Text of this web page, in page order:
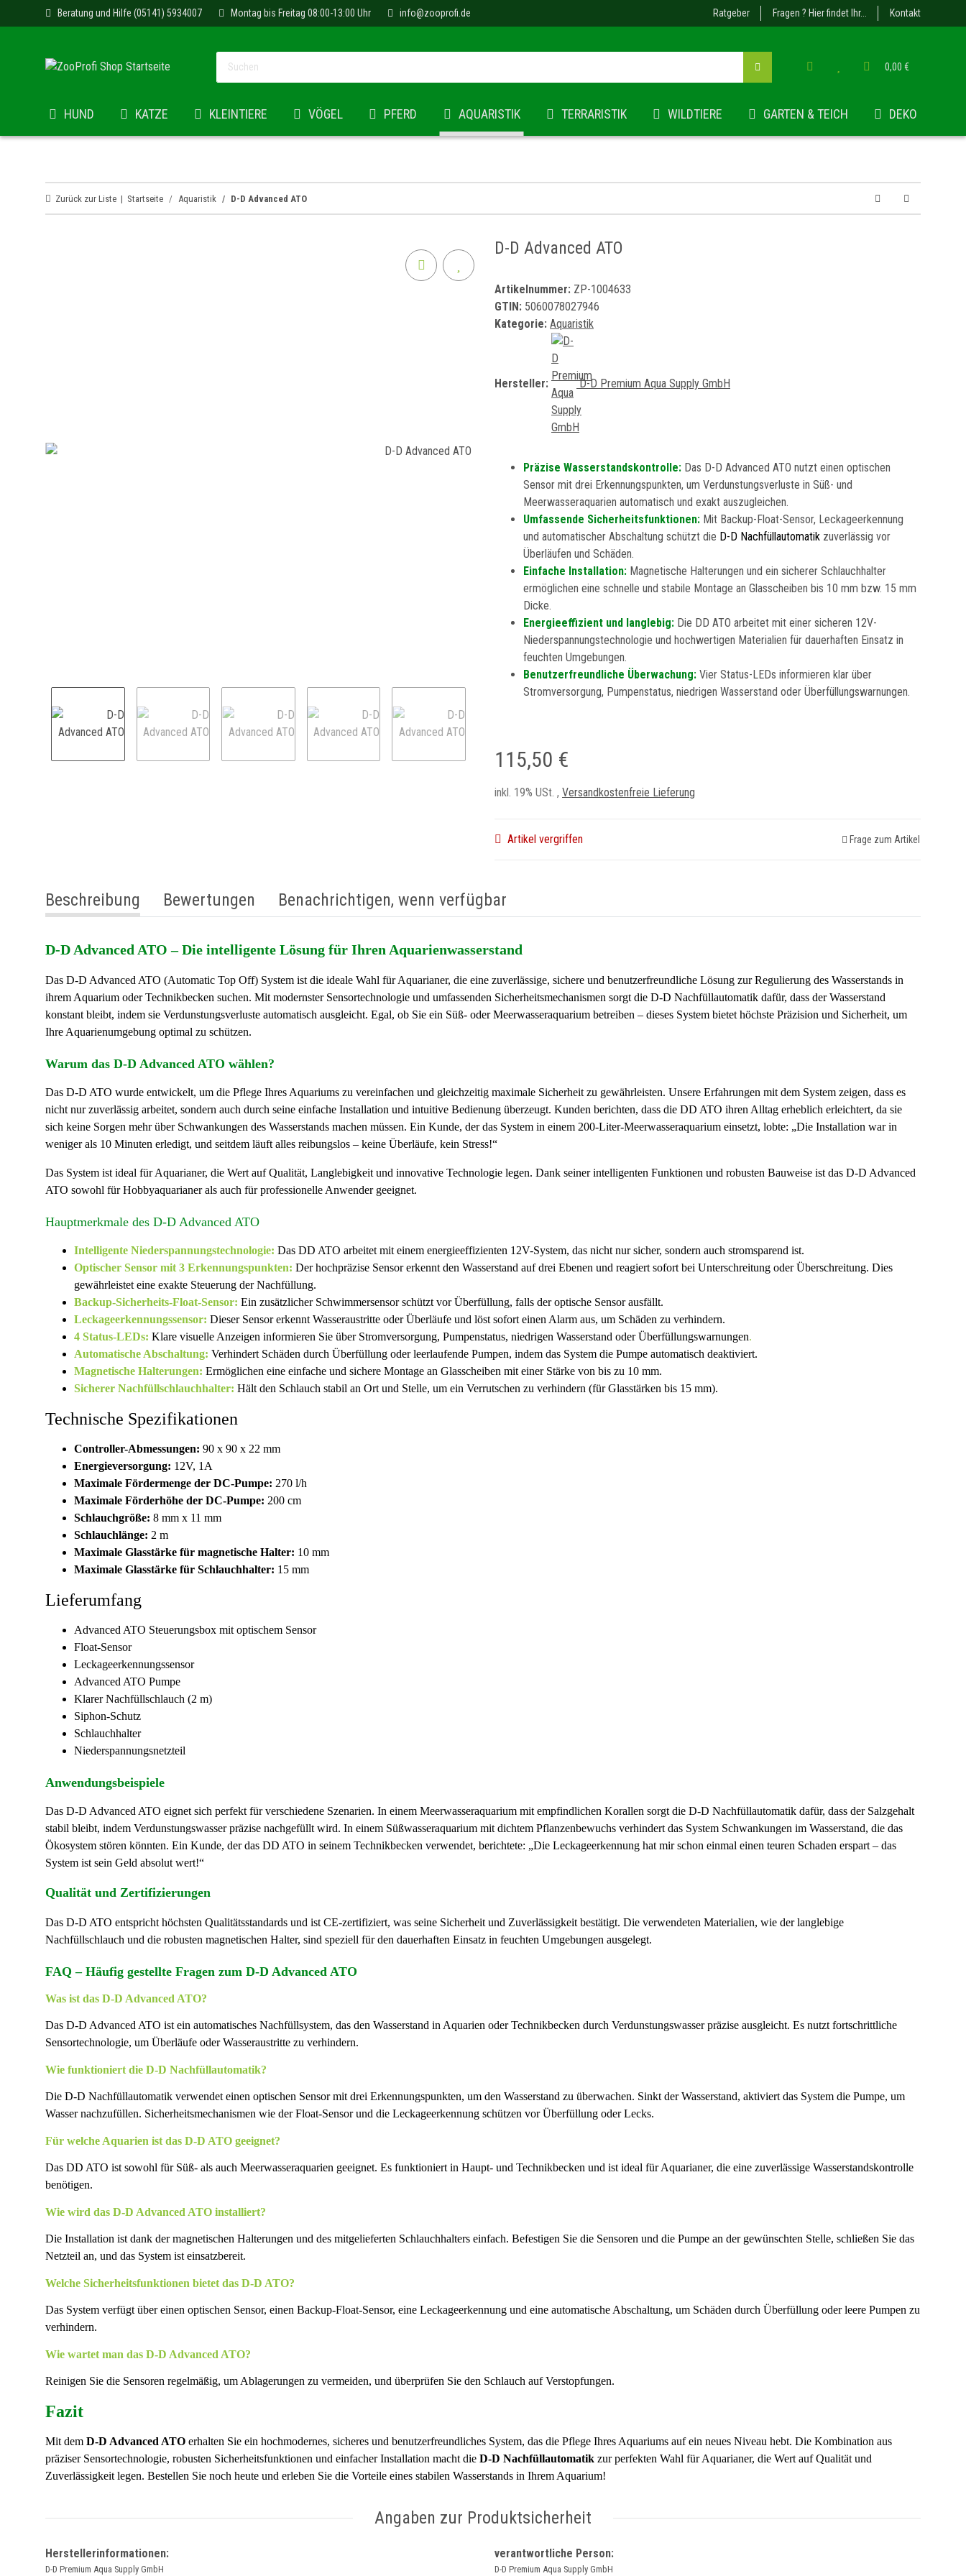
Ratgeber Fragen ? Hier findet Ihr... Kontakt
Beratung und Hilfe (05141) 5934007 Montag bis Freitag 08:00-13:00 Uhr info@zooprofi.de
0,00 €
HUND KATZE KLEINTIERE VÖGEL PFERD AQUARISTIK TERRARISTIK WILDTIERE GARTEN & TEICH DEKO
Zurück zur Liste Startseite Aquaristik D-D Advanced ATO
D-D Advanced ATO
Artikelnummer: ZP-1004633
GTIN: 5060078027946
Kategorie: Aquaristik
Hersteller: D-D Premium Aqua Supply GmbH
Präzise Wasserstandskontrolle: Das D-D Advanced ATO nutzt einen optischen
Sensor mit drei Erkennungspunkten, um Verdunstungsverluste in Süß- und
Meerwasseraquarien automatisch und exakt auszugleichen.
Umfassende Sicherheitsfunktionen: Mit Backup-Float-Sensor, Leckageerkennung
und automatischer Abschaltung schützt die D-D Nachfüllautomatik zuverlässig vor
Überläufen und Schäden.
Einfache Installation: Magnetische Halterungen und ein sicherer Schlauchhalter
ermöglichen eine schnelle und stabile Montage an Glasscheiben bis 10 mm bzw. 15 mm
Dicke.
Energieeffizient und langlebig: Die DD ATO arbeitet mit einer sicheren 12V-
Niederspannungstechnologie und hochwertigen Materialien für dauerhaften Einsatz in
feuchten Umgebungen.
Benutzerfreundliche Überwachung: Vier Status-LEDs informieren klar über
Stromversorgung, Pumpenstatus, niedrigen Wasserstand oder Überfüllungswarnungen.
115,50 €
inkl. 19% USt. , Versandkostenfreie Lieferung
Artikel vergriffen Frage zum Artikel
weitere Registerkarten anzeigen
Beschreibung Bewertungen Benachrichtigen, wenn verfügbar
D-D Advanced ATO – Die intelligente Lösung für Ihren Aquarienwasserstand
Das D-D Advanced ATO (Automatic Top Off) System ist die ideale Wahl für Aquarianer, die eine zuverlässige, sichere und benutzerfreundliche Lösung zur Regulierung des Wasserstands in
ihrem Aquarium oder Technikbecken suchen. Mit modernster Sensortechnologie und umfassenden Sicherheitsmechanismen sorgt die D-D Nachfüllautomatik dafür, dass der Wasserstand
konstant bleibt, indem sie Verdunstungsverluste automatisch ausgleicht. Egal, ob Sie ein Süß- oder Meerwasseraquarium betreiben – dieses System bietet höchste Präzision und Sicherheit, um
Ihre Aquarienumgebung optimal zu schützen.
Warum das D-D Advanced ATO wählen?
Das D-D ATO wurde entwickelt, um die Pflege Ihres Aquariums zu vereinfachen und gleichzeitig maximale Sicherheit zu gewährleisten. Unsere Erfahrungen mit dem System zeigen, dass es
nicht nur zuverlässig arbeitet, sondern auch durch seine einfache Installation und intuitive Bedienung überzeugt. Kunden berichten, dass die DD ATO ihren Alltag erheblich erleichtert, da sie
sich keine Sorgen mehr über Schwankungen des Wasserstands machen müssen. Ein Kunde, der das System in einem 200-Liter-Meerwasseraquarium einsetzt, lobte: „Die Installation war in
weniger als 10 Minuten erledigt, und seitdem läuft alles reibungslos – keine Überläufe, kein Stress!“
Das System ist ideal für Aquarianer, die Wert auf Qualität, Langlebigkeit und innovative Technologie legen. Dank seiner intelligenten Funktionen und robusten Bauweise ist das D-D Advanced
ATO sowohl für Hobbyaquarianer als auch für professionelle Anwender geeignet.
Hauptmerkmale des D-D Advanced ATO
Intelligente Niederspannungstechnologie: Das DD ATO arbeitet mit einem energieeffizienten 12V-System, das nicht nur sicher, sondern auch stromsparend ist.
Optischer Sensor mit 3 Erkennungspunkten: Der hochpräzise Sensor erkennt den Wasserstand auf drei Ebenen und reagiert sofort bei Unterschreitung oder Überschreitung. Dies
gewährleistet eine exakte Steuerung der Nachfüllung.
Backup-Sicherheits-Float-Sensor: Ein zusätzlicher Schwimmersensor schützt vor Überfüllung, falls der optische Sensor ausfällt.
Leckageerkennungssensor: Dieser Sensor erkennt Wasseraustritte oder Überläufe und löst sofort einen Alarm aus, um Schäden zu verhindern.
4 Status-LEDs: Klare visuelle Anzeigen informieren Sie über Stromversorgung, Pumpenstatus, niedrigen Wasserstand oder Überfüllungswarnungen.
Automatische Abschaltung: Verhindert Schäden durch Überfüllung oder leerlaufende Pumpen, indem das System die Pumpe automatisch deaktiviert.
Magnetische Halterungen: Ermöglichen eine einfache und sichere Montage an Glasscheiben mit einer Stärke von bis zu 10 mm.
Sicherer Nachfüllschlauchhalter: Hält den Schlauch stabil an Ort und Stelle, um ein Verrutschen zu verhindern (für Glasstärken bis 15 mm).
Technische Spezifikationen
Controller-Abmessungen: 90 x 90 x 22 mm
Energieversorgung: 12V, 1A
Maximale Fördermenge der DC-Pumpe: 270 l/h
Maximale Förderhöhe der DC-Pumpe: 200 cm
Schlauchgröße: 8 mm x 11 mm
Schlauchlänge: 2 m
Maximale Glasstärke für magnetische Halter: 10 mm
Maximale Glasstärke für Schlauchhalter: 15 mm
Lieferumfang
Advanced ATO Steuerungsbox mit optischem Sensor
Float-Sensor
Leckageerkennungssensor
Advanced ATO Pumpe
Klarer Nachfüllschlauch (2 m)
Siphon-Schutz
Schlauchhalter
Niederspannungsnetzteil
Anwendungsbeispiele
Das D-D Advanced ATO eignet sich perfekt für verschiedene Szenarien. In einem Meerwasseraquarium mit empfindlichen Korallen sorgt die D-D Nachfüllautomatik dafür, dass der Salzgehalt
stabil bleibt, indem Verdunstungswasser präzise nachgefüllt wird. In einem Süßwasseraquarium mit dichtem Pflanzenbewuchs verhindert das System Schwankungen im Wasserstand, die das
Ökosystem stören könnten. Ein Kunde, der das DD ATO in seinem Technikbecken verwendet, berichtete: „Die Leckageerkennung hat mir schon einmal einen teuren Schaden erspart – das
System ist sein Geld absolut wert!“
Qualität und Zertifizierungen
Das D-D ATO entspricht höchsten Qualitätsstandards und ist CE-zertifiziert, was seine Sicherheit und Zuverlässigkeit bestätigt. Die verwendeten Materialien, wie der langlebige
Nachfüllschlauch und die robusten magnetischen Halter, sind speziell für den dauerhaften Einsatz in feuchten Umgebungen ausgelegt.
FAQ – Häufig gestellte Fragen zum D-D Advanced ATO
Was ist das D-D Advanced ATO?
Das D-D Advanced ATO ist ein automatisches Nachfüllsystem, das den Wasserstand in Aquarien oder Technikbecken durch Verdunstungswasser präzise ausgleicht. Es nutzt fortschrittliche
Sensortechnologie, um Überläufe oder Wasseraustritte zu verhindern.
Wie funktioniert die D-D Nachfüllautomatik?
Die D-D Nachfüllautomatik verwendet einen optischen Sensor mit drei Erkennungspunkten, um den Wasserstand zu überwachen. Sinkt der Wasserstand, aktiviert das System die Pumpe, um
Wasser nachzufüllen. Sicherheitsmechanismen wie der Float-Sensor und die Leckageerkennung schützen vor Überfüllung oder Lecks.
Für welche Aquarien ist das D-D ATO geeignet?
Das DD ATO ist sowohl für Süß- als auch Meerwasseraquarien geeignet. Es funktioniert in Haupt- und Technikbecken und ist ideal für Aquarianer, die eine zuverlässige Wasserstandskontrolle
benötigen.
Wie wird das D-D Advanced ATO installiert?
Die Installation ist dank der magnetischen Halterungen und des mitgelieferten Schlauchhalters einfach. Befestigen Sie die Sensoren und die Pumpe an der gewünschten Stelle, schließen Sie das
Netzteil an, und das System ist einsatzbereit.
Welche Sicherheitsfunktionen bietet das D-D ATO?
Das System verfügt über einen optischen Sensor, einen Backup-Float-Sensor, eine Leckageerkennung und eine automatische Abschaltung, um Schäden durch Überfüllung oder leere Pumpen zu
verhindern.
Wie wartet man das D-D Advanced ATO?
Reinigen Sie die Sensoren regelmäßig, um Ablagerungen zu vermeiden, und überprüfen Sie den Schlauch auf Verstopfungen.
Fazit
Mit dem D-D Advanced ATO erhalten Sie ein hochmodernes, sicheres und benutzerfreundliches System, das die Pflege Ihres Aquariums auf ein neues Niveau hebt. Die Kombination aus
präziser Sensortechnologie, robusten Sicherheitsfunktionen und einfacher Installation macht die D-D Nachfüllautomatik zur perfekten Wahl für Aquarianer, die Wert auf Qualität und
Zuverlässigkeit legen. Bestellen Sie noch heute und erleben Sie die Vorteile eines stabilen Wasserstands in Ihrem Aquarium!
Angaben zur Produktsicherheit
Herstellerinformationen:
D-D Premium Aqua Supply GmbH
verantwortliche Person:
D-D Premium Aqua Supply GmbH